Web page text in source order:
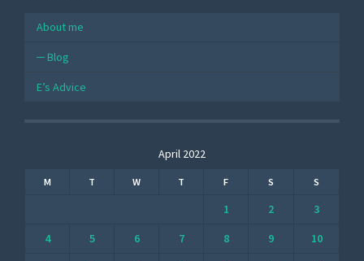
About me
Blog
E’s Advice
April 2022
M T W T F S S
1 2
3
4
5 6 7 8 9
10